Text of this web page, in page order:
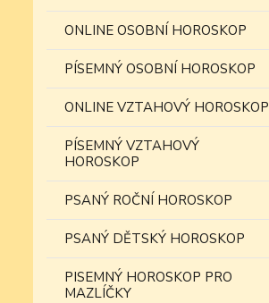
ONLINE OSOBNÍ HOROSKOP
PÍSEMNÝ OSOBNÍ HOROSKOP
ONLINE VZTAHOVÝ HOROSKOP
PÍSEMNÝ VZTAHOVÝ
HOROSKOP
PSANÝ ROČNÍ HOROSKOP
PSANÝ DĚTSKÝ HOROSKOP
PISEMNÝ HOROSKOP PRO
MAZLÍČKY